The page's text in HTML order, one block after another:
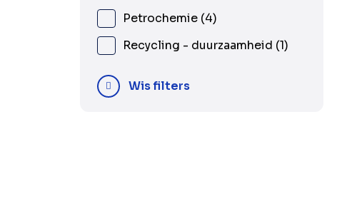
Petrochemie 4
Recycling - duurzaamheid 1
Wis filters